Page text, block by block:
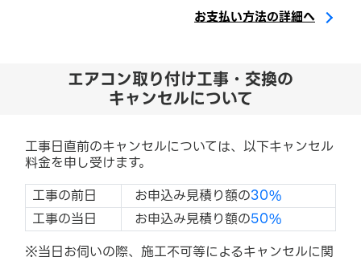
お支払い方法の詳細へ
エアコン取り付け工事・交換の
キャンセルについて
工事日直前のキャンセルについては、以下キャンセル
料金を申し受けます。
工事の前日
お申込み見積り額の30%
工事の当日
お申込み見積り額の50%
※当日お伺いの際、施工不可等によるキャンセルに関